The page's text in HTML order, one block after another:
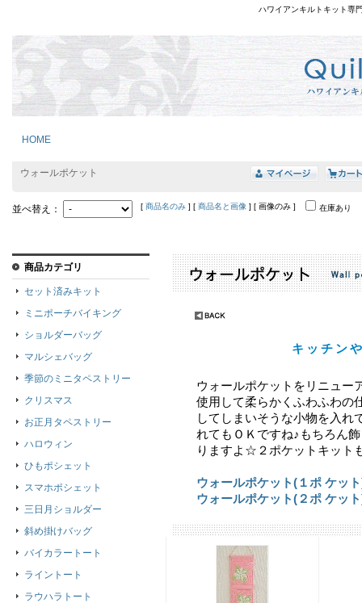
ハワイアンキルトキット専
HOME
ウォールポケット
並べ替え： [ 商品名のみ ] [ 商品名と画像 ] [ 画像のみ ] 在庫あり
キッチン
ウォールポケットをリニュー
使用して柔らかくふわふわの
してしまいそうな小物を入れ
れてもＯＫですね♪もちろん
りますよ☆２ポケットキット
ウォールポケット(１ポ ケッ
ウォールポケット(２ポ ケッ
商品カテゴリ
セット済みキット
ミニポーチバイキング
ショルダーバッグ
マルシェバッグ
季節のミニタペストリー
クリスマス
お正月タペストリー
ハロウィン
ひもポシェット
スマホポシェット
三日月ショルダー
斜め掛けバッグ
バイカラートート
ライントート
ラウハラトート